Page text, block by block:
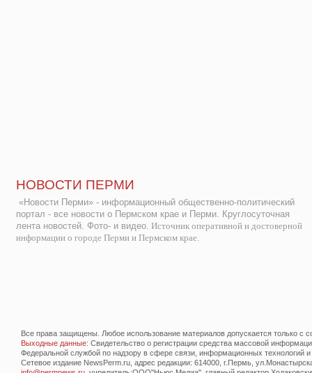
НОВОСТИ ПЕРМИ
«Новости Перми» - информационный общественно-политический
портал - все новости о Пермском крае и Перми. Круглосуточная
лента новостей. Фото- и видео. Источник оперативной и достоверной
информации о городе Перми и Пермском крае.
Все права защищены. Любое использование материалов допускается только с
Выходные данные: Свидетельство о регистрации средства массовой
Федеральной службой по надзору в сфере связи, информационных технологий
Сетевое издание NewsPerm.ru, адрес редакции: 614000, г.Пермь,